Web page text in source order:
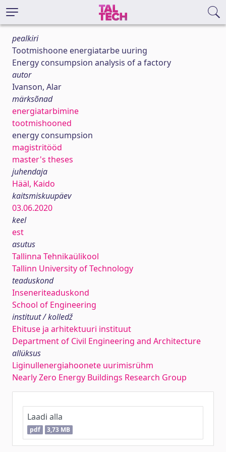
pealkiri
Tootmishoone energiatarbe uuring
Energy consumpsion analysis of a factory
autor
Ivanson, Alar
märksõnad
energiatarbimine
tootmishooned
energy consumpsion
magistritööd
master's theses
juhendaja
Hääl, Kaido
kaitsmiskuupäev
03.06.2020
keel
est
asutus
Tallinna Tehnikaülikool
Tallinn University of Technology
teaduskond
Inseneriteaduskond
School of Engineering
instituut / kolledž
Ehituse ja arhitektuuri instituut
Department of Civil Engineering and Architecture
allüksus
Liginullenergiahoonete uurimisrühm
Nearly Zero Energy Buildings Research Group
Laadi alla
pdf 3,73 MB